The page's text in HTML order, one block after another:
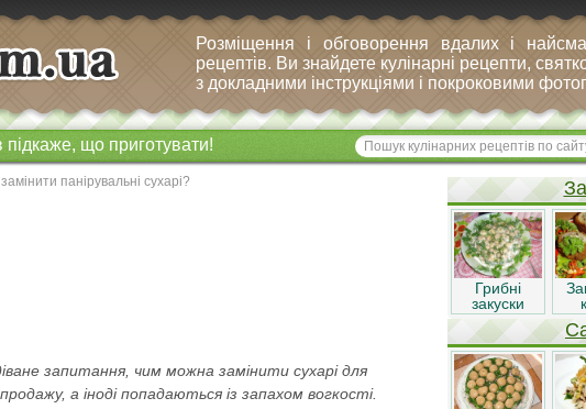
Розміщення і обговорення вдалих і
рецептів. Ви знайдете кулінарні рецепти,
з докладними інструкціями і покроковими
підкаже, що приготувати!
панірувальні сухарі?
запитання, чим можна замінити сухарі для
а іноді попадаються із запахом вогкості.
Грибні
закуски